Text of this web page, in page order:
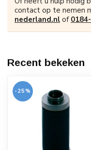
contact op te nemen
nederland.nl of
Recent bekeken
-25%